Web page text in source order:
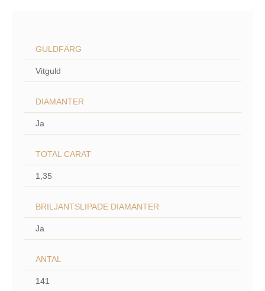
GULDFÄRG
Vitguld
DIAMANTER
Ja
TOTAL CARAT
1,35
BRILJANTSLIPADE DIAMANTER
Ja
ANTAL
141